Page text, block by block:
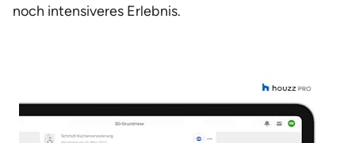
noch intensiveres Erlebnis.